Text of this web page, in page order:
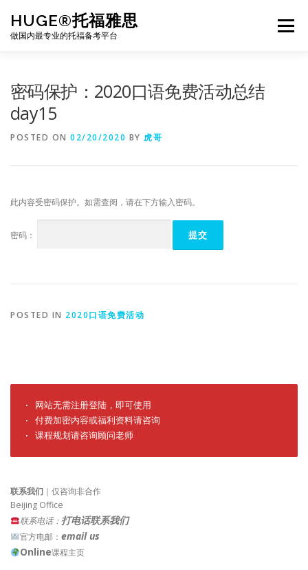
content
HUGE®托福雅思
做国内最专业的托福备考平台
Menu
密码保护：2020口语免费活动总结
day15
POSTED ON 02/20/2020 BY 虎哥
此内容受密码保护。如需查阅，请在下方输入密码。
密码：
POSTED IN 2020口语免费活动
· 网站无需注册登陆，即可使用
· 付费加密内容或福利资料请咨询
· 课程规划请咨询顾问老师
联系我们 ｜仅咨询非合作
Beijing Office
联系电话： 打电话联系我们
官方电邮： email us
Online课程主页